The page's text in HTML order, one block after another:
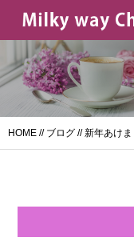
HOME // ブログ // 新年あけ